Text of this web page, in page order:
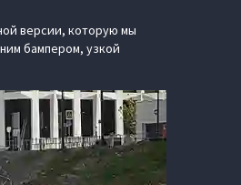
версии, которую мы
бампером, узкой